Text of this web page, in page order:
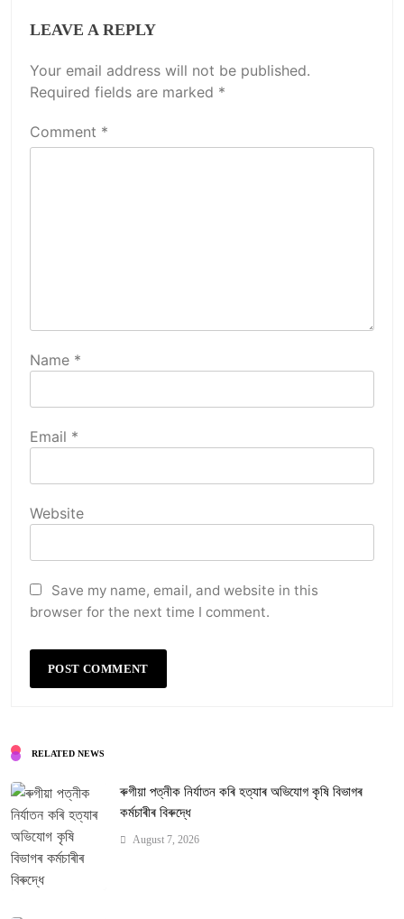
LEAVE A REPLY
Your email address will not be published.
Required fields are marked *
Comment *
Name *
Email *
Website
Save my name, email, and website in this
browser for the next time I comment.
RELATED NEWS
ৰুগীয়া পত্নীক নিৰ্যাতন কৰি হত্যাৰ অভিযোগ কৃষি বিভাগৰ
কৰ্মচাৰীৰ বিৰুদ্ধে
August 7, 2026